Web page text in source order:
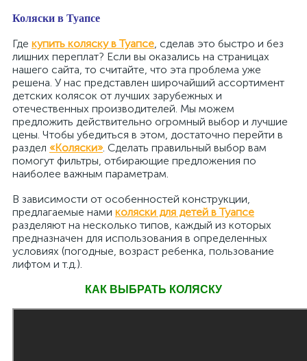
Коляски в Туапсе
Где купить коляску в Туапсе, сделав это быстро и без
лишних переплат? Если вы оказались на страницах
нашего сайта, то считайте, что эта проблема уже
решена. У нас представлен широчайший ассортимент
детских колясок от лучших зарубежных и
отечественных производителей. Мы можем
предложить действительно огромный выбор и лучшие
цены. Чтобы убедиться в этом, достаточно перейти в
раздел «Коляски». Сделать правильный выбор вам
помогут фильтры, отбирающие предложения по
наиболее важным параметрам.
В зависимости от особенностей конструкции,
предлагаемые нами коляски для детей в Туапсе
разделяют на несколько типов, каждый из которых
предназначен для использования в определенных
условиях (погодные, возраст ребенка, пользование
лифтом и т.д.).
КАК ВЫБРАТЬ КОЛЯСКУ